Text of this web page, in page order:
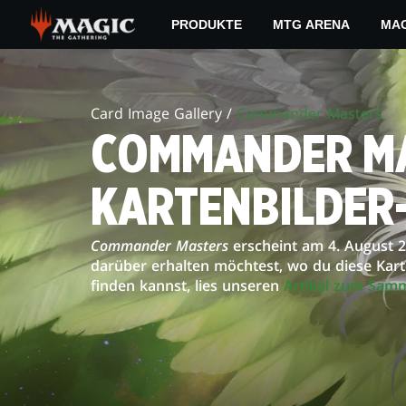
main
PRODUKTE MTG ARENA
MTG
ARENA
EVENTS
Card Image Gallery / Commander Masters
COMMANDER
Commander Masters erscheint am 4. August
darüber erhalten möchtest, wo du diese
finden kannst, lies unseren Artikel zum